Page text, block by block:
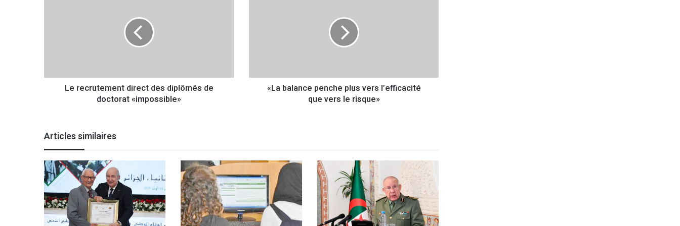
e
i
r
e
c
t
d
e
s
Le recrutement direct des diplômés de
doctorat «impossible»
c
e
p
u
v
e
«La balance penche plus vers l’efficacité
que vers le risque»
Articles similaires